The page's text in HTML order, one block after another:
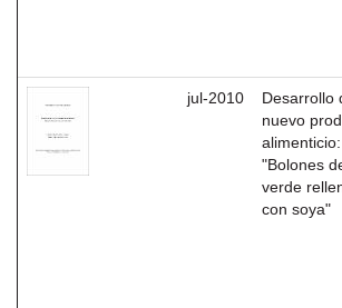
jul-2010
Desarrollo
nuevo
alimenticio:
"Bolones
verde
con soya"